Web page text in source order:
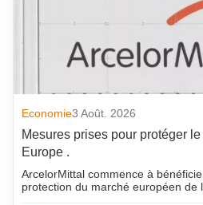
Economie3 Août. 2026
Mesures prises pour protéger
Europe .
ArcelorMittal commence à
protection du marché européen de